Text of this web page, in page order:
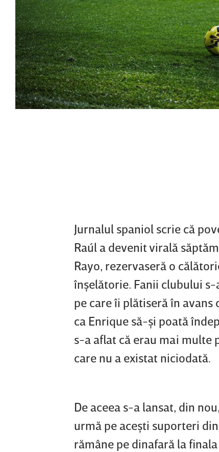
Jurnalul spaniol scrie că
Raúl a devenit virală
Rayo, rezervaseră o
înşelătorie. Fanii clubului
pe care îi plătiseră în avans
ca Enrique să-şi poată
s-a aflat că erau mai multe
care nu a existat niciodată.
De aceea s-a lansat, din
urmă pe aceşti suporteri
rămâne pe dinafară la